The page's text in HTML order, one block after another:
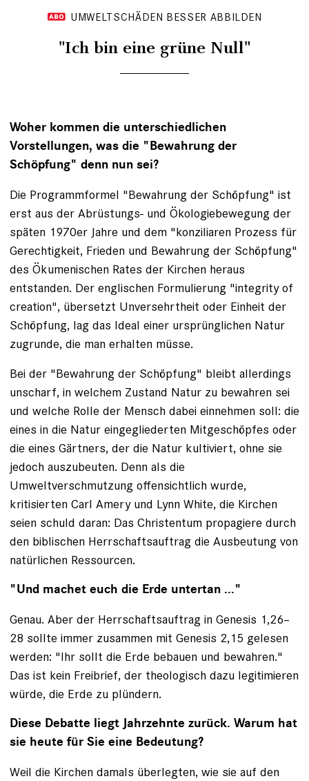
UMWELTSCHÄDEN BESSER ABBILDEN
"Ich bin eine grüne Null"
Woher kommen die unterschiedlichen
Vorstellungen, was die "Bewahrung der
Schöpfung" denn nun sei?
Die Programmformel "Bewahrung der Schöpfung" ist
erst aus der Abrüstungs- und Ökologiebewegung der
späten 1970er Jahre und dem "konziliaren Prozess für
Gerechtigkeit, Frieden und Bewahrung der Schöpfung"
des Ökumenischen Rates der Kirchen heraus
entstanden. Der englischen Formulierung "integrity of
creation", übersetzt Unversehrtheit oder Einheit der
Schöpfung, lag das Ideal einer ursprünglichen Natur
zugrunde, die man erhalten müsse.
Bei der "Bewahrung der Schöpfung" bleibt allerdings
unscharf, in welchem Zustand Natur zu bewahren sei
und welche Rolle der Mensch dabei einnehmen soll: die
eines in die Natur eingegliederten Mitgeschöpfes oder
die eines Gärtners, der die Natur kultiviert, ohne sie
jedoch auszubeuten. Denn als die
Umweltverschmutzung offensichtlich wurde,
kritisierten Carl Amery und Lynn White, die Kirchen
seien schuld daran: Das Christentum propagiere durch
den biblischen Herrschaftsauftrag die Ausbeutung von
natürlichen Ressourcen.
"Und machet euch die Erde untertan ..."
Genau. Aber der Herrschaftsauftrag in Genesis 1,26–
28 sollte immer zusammen mit Genesis 2,15 gelesen
werden: "Ihr sollt die Erde bebauen und bewahren."
Das ist kein Freibrief, der theologisch dazu legitimieren
würde, die Erde zu plündern.
Diese Debatte liegt Jahrzehnte zurück. Warum hat
sie heute für Sie eine Bedeutung?
Weil die Kirchen damals überlegten, wie sie auf den